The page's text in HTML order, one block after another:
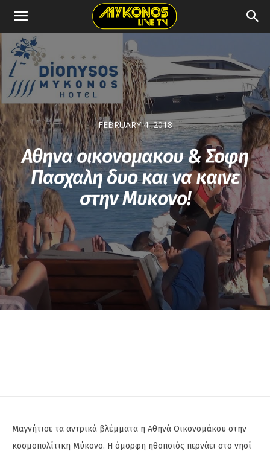
FEBRUARY 4, 2018
Αθηνα οικονομακου & Σοφη
Πασχαλη δυο και να καινε
στην Μυκονο!
Μαγνήτισε τα αντρικά βλέμματα η Αθηνά Οικονομάκου στην
κοσμοπολίτικη Μύκονο. Η όμορφη ηθοποιός περνάει στο νησί